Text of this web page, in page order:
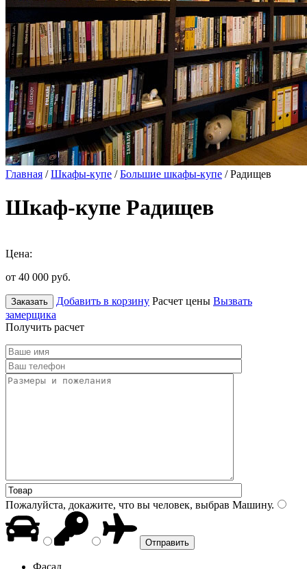
Главная /Шкафы-купе /Большие шкафы-купе / Радищев
Шкаф-купе Радищев
Цена:
от 40 000 руб.
Заказать Добавить в корзину Расчет цены Вызвать
замерщика
Получить расчет
Пожалуйста, докажите, что вы человек, выбрав Машину.
Фасад